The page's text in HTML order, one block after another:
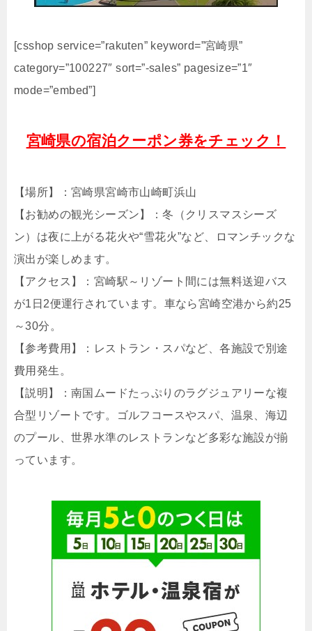
[csshop service=”rakuten” keyword=”宮崎県”
category=”100227″ sort=”-sales” pagesize=”1″
mode=”embed”]
宮崎県の宿泊クーポン券をチェック！
【場所】：宮崎県宮崎市山崎町浜山
【お勧めの観光シーズン】：冬（クリスマスシーズ
ン）は夜に上がる花火や“雪花火”など、ロマンチックな
演出が楽しめます。
【アクセス】：宮崎駅～リゾート間には無料送迎バス
が1日2便運行されています。車なら宮崎空港から約25
～30分。
【参考費用】：レストラン・スパなど、各施設で別途
費用発生。
【説明】：南国ムードたっぷりのラグジュアリーな複
合型リゾートです。ゴルフコースやスパ、温泉、海辺
のプール、世界水準のレストランなど多彩な施設が揃
っています。